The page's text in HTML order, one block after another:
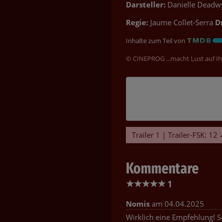
Darsteller: Danielle
Regie: Jaume Collet-Serra
Inhalte zum Teil von
© CINEPROG ...macht Lust auf
Trailer 1 | Trailer-FSK: 12
Kommentare
★★★★★ 1
Nomis am 04.04.2025
Wirklich eine Empfehlung!